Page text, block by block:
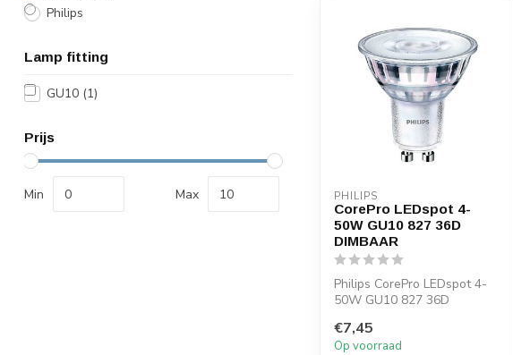
Philips
Lamp fitting
GU10 (1)
Prijs
Min Max PHILIPS
CorePro LEDspot 4-
50W GU10 827 36D
DIMBAAR
Philips CorePro LEDspot 4-
50W GU10 827 36D
LED GU10 2...
€7,45
Op voorraad